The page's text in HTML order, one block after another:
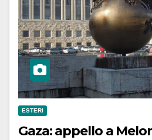
ESTERI
Gaza: appello a